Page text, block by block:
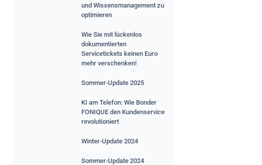
und Wissensmanagement zu
optimieren
Wie Sie mit lückenlos
dokumentierten
Servicetickets keinen Euro
mehr verschenken!
Sommer-Update 2025
KI am Telefon: Wie Bonder
FONIQUE den Kundenservice
revolutioniert
Winter-Update 2024
Sommer-Update 2024